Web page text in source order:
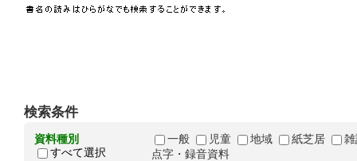
検索条件
資料種別
すべて選択
一般 児童 地域 紙芝居
点字・録音資料